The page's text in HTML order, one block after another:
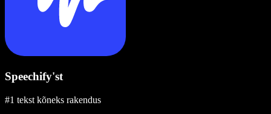
Speechify'st
#1 tekst kõneks rakendus